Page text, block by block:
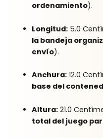
ordenamiento).
Longitud:5.0
la bandeja
envío).
Anchura:12.0
base del
Altura:21.0
total del juego